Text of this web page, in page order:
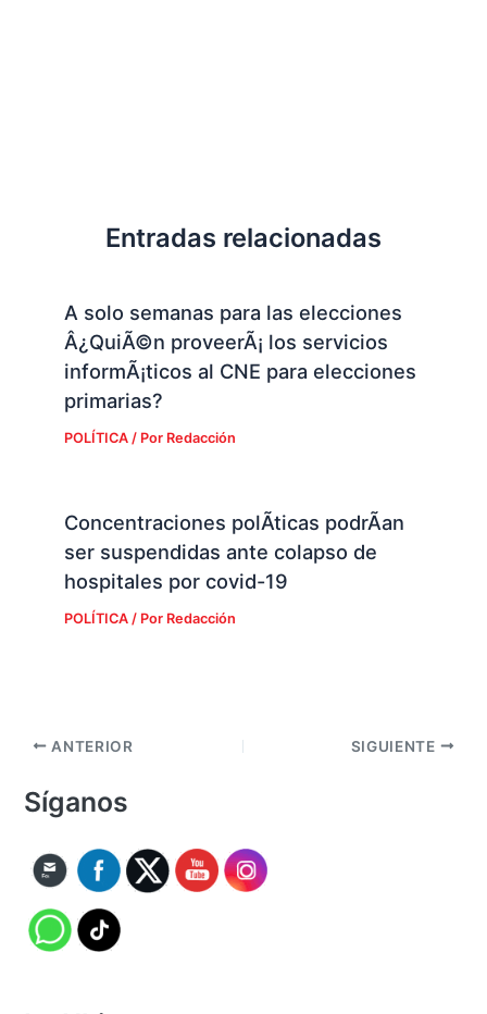
Entradas relacionadas
A solo semanas para las elecciones
Â¿QuiÃ©n proveerÃ¡ los servicios
informÃ¡ticos al CNE para elecciones
primarias?
POLÍTICA/ Por Redacción
Concentraciones polÃ­ticas podrÃ­an
ser suspendidas ante colapso de
hospitales por covid-19
POLÍTICA/ Por Redacción
ANTERIOR SIGUIENTE
Síganos